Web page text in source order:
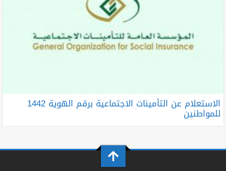
الاستعلام عن التأمينات الاجتماعية برقم الهوية 1442
للمواطنين